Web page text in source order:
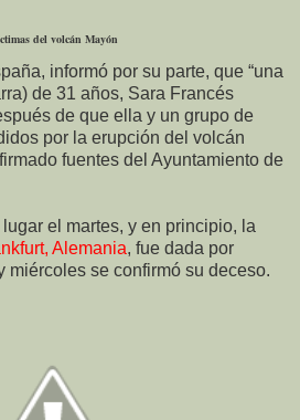
del volcán Mayón
informó por su parte, que “una
de 31 años, Sara Francés
de que ella y un grupo de
por la erupción del volcán
fuentes del Ayuntamiento de
el martes, y en principio, la
Alemania, fue dada por
miércoles se confirmó su deceso.